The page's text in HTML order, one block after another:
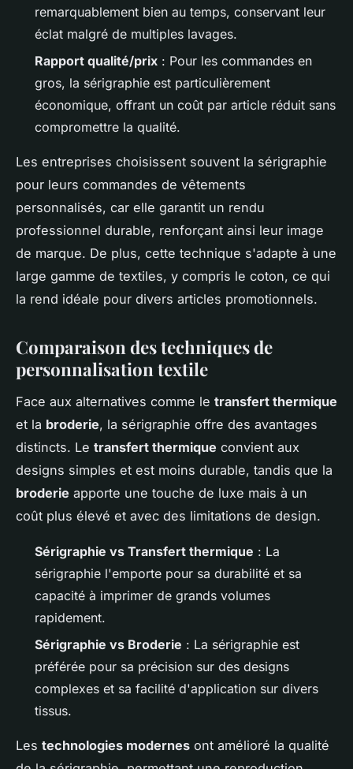
remarquablement bien au temps, conservant leur
éclat malgré de multiples lavages.
Rapport qualité/prix : Pour les commandes en
gros, la sérigraphie est particulièrement
économique, offrant un coût par article réduit sans
compromettre la qualité.
Les entreprises choisissent souvent la sérigraphie
pour leurs commandes de vêtements
personnalisés, car elle garantit un rendu
professionnel durable, renforçant ainsi leur image
de marque. De plus, cette technique s'adapte à une
large gamme de textiles, y compris le coton, ce qui
la rend idéale pour divers articles promotionnels.
Comparaison des techniques de
personnalisation textile
Face aux alternatives comme le transfert thermique
et la broderie, la sérigraphie offre des avantages
distincts. Le transfert thermique convient aux
designs simples et est moins durable, tandis que la
broderie apporte une touche de luxe mais à un
coût plus élevé et avec des limitations de design.
Sérigraphie vs Transfert thermique : La
sérigraphie l'emporte pour sa durabilité et sa
capacité à imprimer de grands volumes
rapidement.
Sérigraphie vs Broderie : La sérigraphie est
préférée pour sa précision sur des designs
complexes et sa facilité d'application sur divers
tissus.
Les technologies modernes ont amélioré la qualité